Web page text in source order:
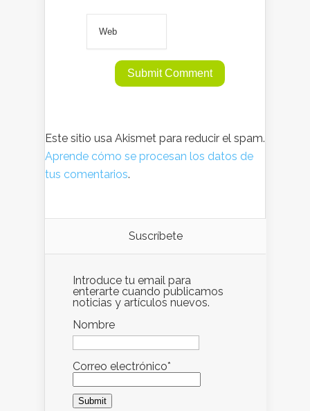
Este sitio usa Akismet para reducir el spam.
Aprende cómo se procesan los datos de
tus comentarios.
Suscríbete
Introduce tu email para
enterarte cuando publicamos
noticias y artículos nuevos.
Nombre
Correo electrónico*